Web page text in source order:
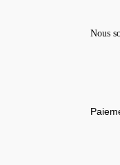
Nous